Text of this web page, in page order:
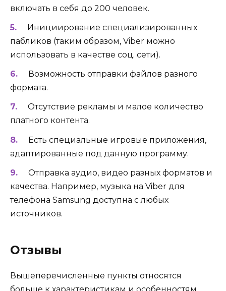
включать в себя до 200 человек.
Инициирование специализированных
пабликов (таким образом, Viber можно
использовать в качестве соц. сети).
Возможность отправки файлов разного
формата.
Отсутствие рекламы и малое количество
платного контента.
Есть специальные игровые приложения,
адаптированные под данную программу.
Отправка аудио, видео разных форматов и
качества. Например, музыка на Viber для
телефона Samsung доступна с любых
источников.
Отзывы
Вышеперечисленные пункты относятся